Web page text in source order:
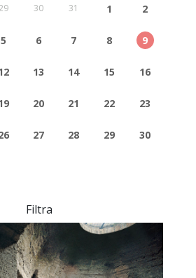
30 31 1 2
5 6 7 8 9
13 14 15 16
20 21 22 23
27 28 29 30
Filtra